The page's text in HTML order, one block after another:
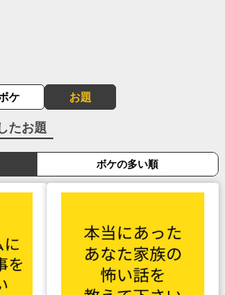
ケ お題
たお題
ボケの多い順